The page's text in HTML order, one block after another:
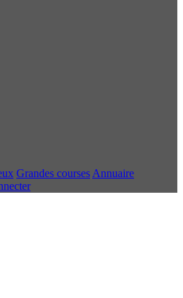
Grandes courses Annuaire